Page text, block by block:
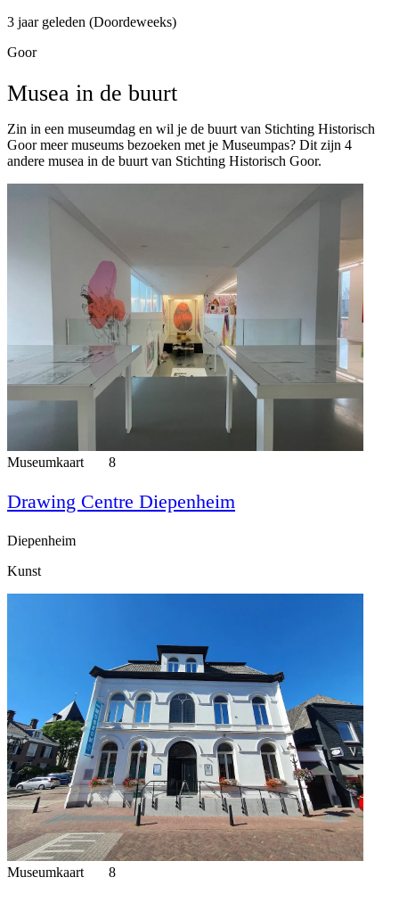
3 jaar geleden (Doordeweeks)
Goor
Musea in de buurt
Zin in een museumdag en wil je de buurt van Stichting Historisch
Goor meer museums bezoeken met je Museumpas? Dit zijn 4
andere musea in de buurt van Stichting Historisch Goor.
Museumkaart 8
Drawing Centre Diepenheim
Diepenheim
Kunst
Museumkaart 8